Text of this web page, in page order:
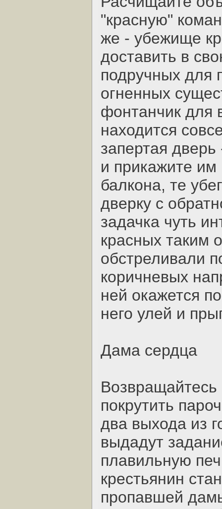
"красную"
же - убежище
доставить в
подручных для
огненных
фонтанчик для
находится
запертая
и прикажите им
балкона, те
дверку с
задачка чуть
красных таким
обстреливали
коричневых
ней окажется
него улей и
Дама сердца
покрутить
два выхода из
выдадут
плавильную
крестьянин
пропавшей